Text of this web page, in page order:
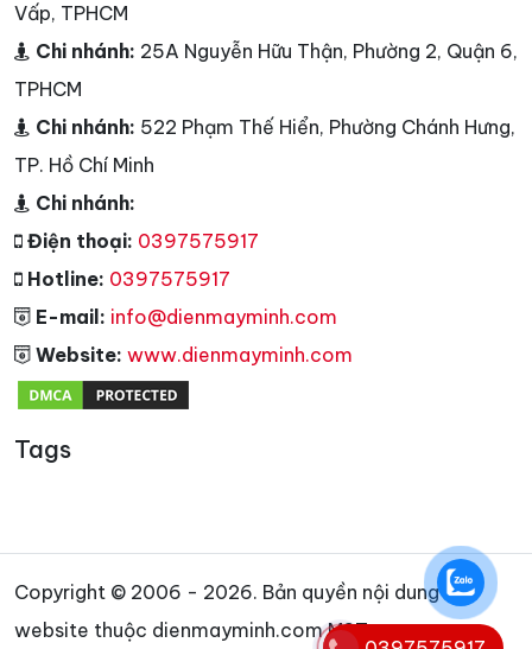
Vấp, TPHCM
Chi nhánh: 25A Nguyễn Hữu Thận, Phường 2, Quận 6,
TPHCM
Chi nhánh: 522 Phạm Thế Hiển, Phường Chánh Hưng,
TP. Hồ Chí Minh
Chi nhánh:
Điện thoại: 0397575917
Hotline: 0397575917
E-mail: info@dienmayminh.com
Website: www.dienmayminh.com
Tags
Copyright © 2006 - 2026. Bản quyền nội dung
website thuộc dienmayminh.com MST: